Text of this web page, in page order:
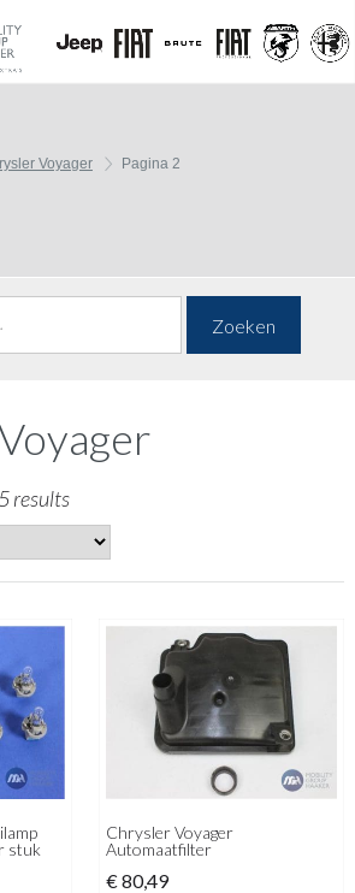
Voyager Pagina 2
Zoeken
results
stuk
Chrysler Voyager
Automaatfilter
€80,49